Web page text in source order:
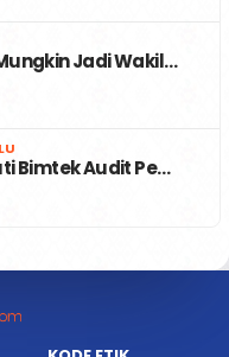
Jadi Wakil…
Bimtek Audit Pe…